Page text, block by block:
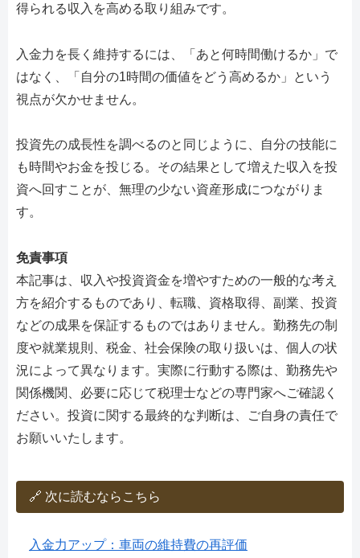
得られる収入を高める取り組みです。
入金力を長く維持するには、「あと何時間働けるか」で
はなく、「自分の1時間の価値をどう高めるか」という
視点が欠かせません。
投資先の成長性を調べるのと同じように、自分の技能に
も時間やお金を投じる。その結果として増えた収入を投
資へ回すことが、無理の少ない資産形成につながりま
す。
免責事項
本記事は、収入や投資資金を増やすための一般的な考え
方を紹介するものであり、転職、資格取得、副業、投資
などの成果を保証するものではありません。勤務先の制
度や就業規則、税金、社会保険の取り扱いは、個人の状
況によって異なります。実際に行動する際は、勤務先や
関係機関、必要に応じて税理士などの専門家へご確認く
ださい。投資に関する最終的な判断は、ご自身の責任で
お願いいたします。
🔗 次に読むならこちら
入金力アップ：車両の維持費の再評価